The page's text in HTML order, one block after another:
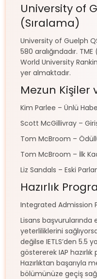
University of
(Sıralama)
University of Guelph
580 aralığındadır.
World University
yer almaktadır.
Mezun Kişiler
Kim Parlee – Ünlü
Scott McGillivray –
Tom McBroom –
Tom McBroom – İlk
Liz Sandals – Eski
Hazırlık
Integrated Admission
Lisans
yeterliliklerini
değilse IETLS’den 5.5
göstererek IAP
Hazırlıktan başarıyla
bölümünüze geçiş